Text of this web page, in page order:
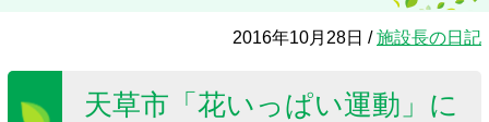
2016年10月28日 /施設長の日記
天草市「花いっぱい運動」に